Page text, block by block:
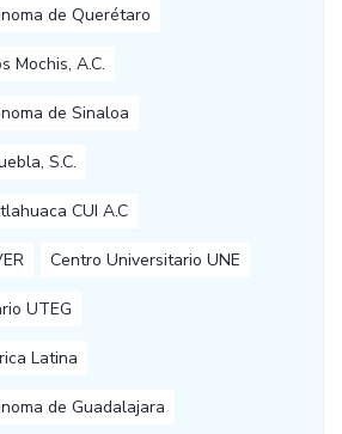
de Querétaro
Mochis, A.C.
de Sinaloa
S.C.
CUI A.C
Centro Universitario UNE
UTEG
Latina
de Guadalajara